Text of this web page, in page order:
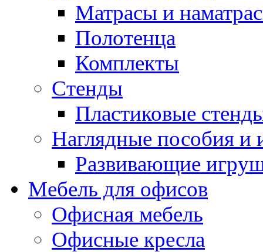
Матрасы и
Полотенца
Комплекты
Стенды
Пластиковые
Наглядные пособия и
Развивающие
Мебель для офисов
Офисная мебель
Офисные кресла